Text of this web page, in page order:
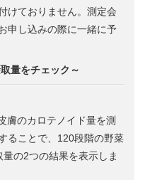
けておりません。測定会
申し込みの際に一緒に予
量をチェック～
膚のカロテノイド量を測
ることで、120段階の野菜
の2つの結果を表示しま